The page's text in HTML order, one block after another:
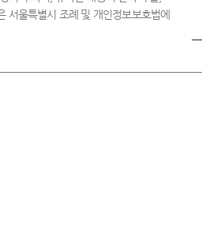
서울특별시 조례 및 개인정보보호법에